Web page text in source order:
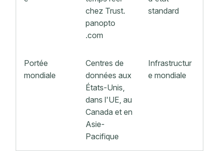
chez Trust.
panopto
.com
standard
Portée
mondiale
Centres de
données aux
États-Unis,
dans l'UE, au
Canada et en
Asie-
Pacifique
Infrastructur
e mondiale